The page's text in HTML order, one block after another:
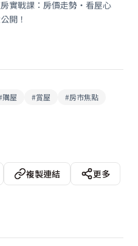
實戰課：房價走勢‧看屋心
開！
購屋 #賞屋 #房市焦點
複製連結
更多